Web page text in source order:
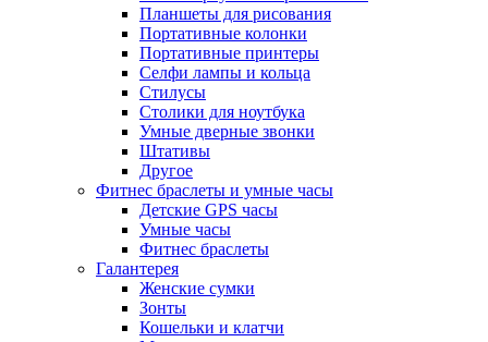
Планшеты для рисования
Портативные колонки
Портативные принтеры
Селфи лампы и кольца
Стилусы
Столики для ноутбука
Умные дверные звонки
Штативы
Другое
Фитнес браслеты и умные часы
Детские GPS часы
Умные часы
Фитнес браслеты
Галантерея
Женские сумки
Зонты
Кошельки и клатчи